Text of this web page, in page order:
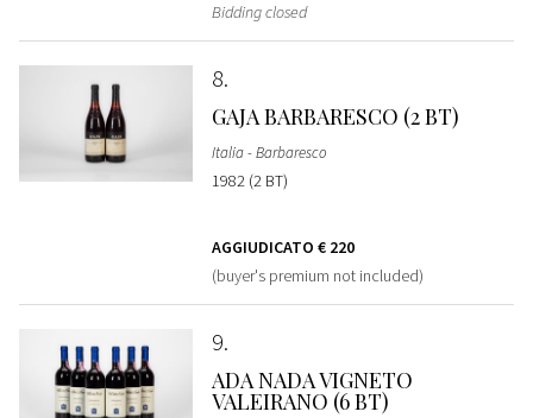
Bidding closed
8
GAJA BARBARESCO (2 BT)
Italia - Barbaresco
1982 (2 BT)
AGGIUDICATO € 220
(buyer's premium not included)
9
ADA NADA VIGNETO
VALEIRANO (6 BT)